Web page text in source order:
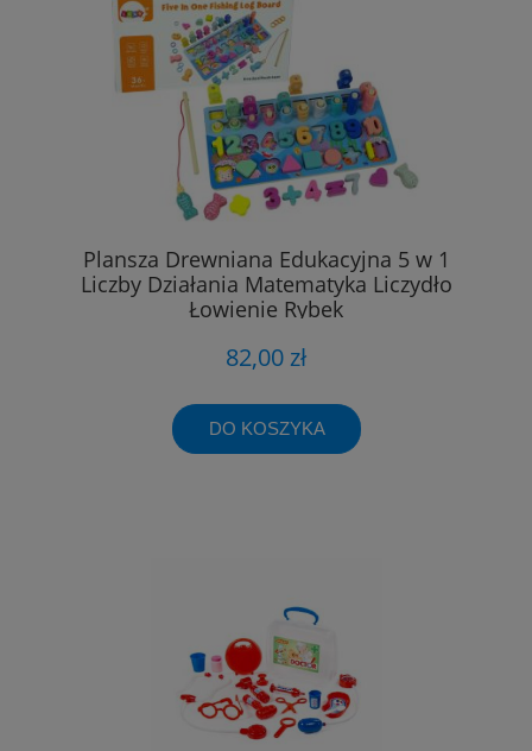
Plansza Drewniana Edukacyjna 5 w 1
Liczby Działania Matematyka Liczydło
Łowienie Rybek
82,00 zł
DO KOSZYKA